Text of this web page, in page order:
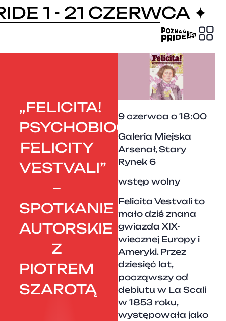
1 - 21 CZERWCA ✦
„FELICITA!
PSYCHOBIOGRAFIA
FELICITY
VESTVALI”
–
SPOTKANIE
AUTORSKIE
Z
PIOTREM
SZAROTĄ
9 czerwca o 18:00
Galeria Miejska
Arsenał, Stary
Rynek 6
wstęp wolny
Felicita Vestvali to
mało dziś znana
gwiazda XIX-
wiecznej Europy i
Ameryki. Przez
dziesięć lat,
począwszy od
debiutu w La Scali
w 1853 roku,
występowała jako